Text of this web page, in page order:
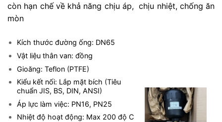
còn hạn chế về khả năng chịu áp, chịu nhiệt, chống ăn
mòn
Kích thước đường ống: DN65
Vật liệu thân van: đồng
Gioăng: Teflon (PTFE)
Kiểu kết nối: Lắp mặt bích (Tiêu
chuẩn JIS, BS, DIN, ANSI)
Áp lực làm việc: PN16, PN25
Nhiệt độ hoạt động: Max 200 độ C